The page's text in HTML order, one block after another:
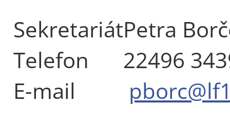
SekretariátPetra
Telefon
22496
E-mail